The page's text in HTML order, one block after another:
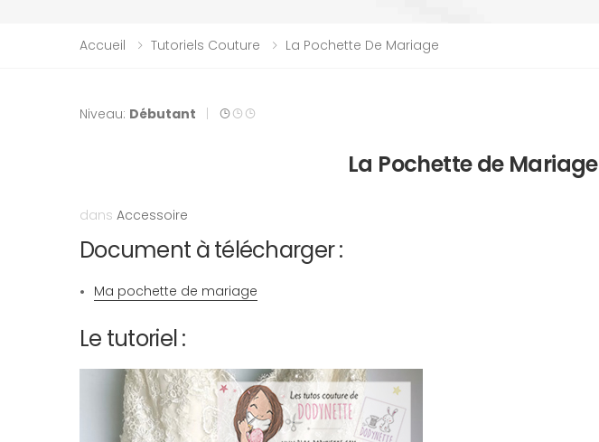
Accueil Tutoriels Couture La Pochette De Mariage
Niveau: Débutant
La Pochette de Mariage
dans Accessoire
Document à télécharger :
Ma pochette de mariage
Le tutoriel :